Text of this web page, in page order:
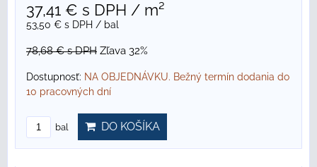
37,41 € s DPH / m²
53,50 € s DPH / bal
78,68 €s DPH Zľava 32%
Dostupnosť: NA OBJEDNÁVKU. Bežný termín dodania do
10 pracovných dní
bal DO KOŠÍKA